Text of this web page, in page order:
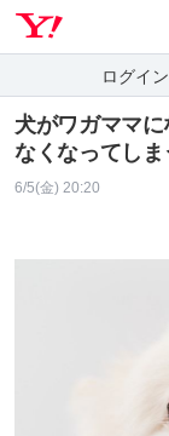
ログイン
犬がワガママ
なくなってし
6/5(金) 20:20